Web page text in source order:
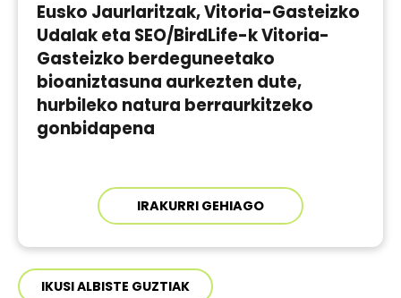
Eusko Jaurlaritzak, Vitoria-Gasteizko
Udalak eta SEO/BirdLife-k Vitoria-
Gasteizko berdeguneetako
bioaniztasuna aurkezten dute,
hurbileko natura berraurkitzeko
gonbidapena
IRAKURRI GEHIAGO
IKUSI ALBISTE GUZTIAK